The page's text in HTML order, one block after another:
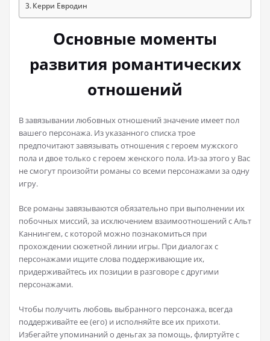
Керри Евродин
Основные моменты
развития романтических
отношений
В завязывании любовных отношений значение имеет пол
вашего персонажа. Из указанного списка трое
предпочитают завязывать отношения с героем мужского
пола и двое только с героем женского пола. Из-за этого у Вас
не смогут произойти романы со всеми персонажами за одну
игру.
Все романы завязываются обязательно при выполнении их
побочных миссий, за исключением взаимоотношений с Альт
Каннингем, с которой можно познакомиться при
прохождении сюжетной линии игры. При диалогах с
персонажами ищите слова поддерживающие их,
придерживайтесь их позиции в разговоре с другими
персонажами.
Чтобы получить любовь выбранного персонажа, всегда
поддерживайте ее (его) и исполняйте все их прихоти.
Избегайте упоминаний о деньгах за помощь, флиртуйте с